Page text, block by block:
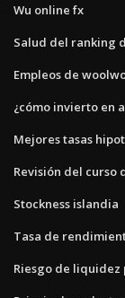
Wu online fx
Salud del ranking
Empleos de
¿cómo invierto en
Mejores tasas
Revisión del curso
Stockness islandia
Tasa de
Riesgo de liquidez